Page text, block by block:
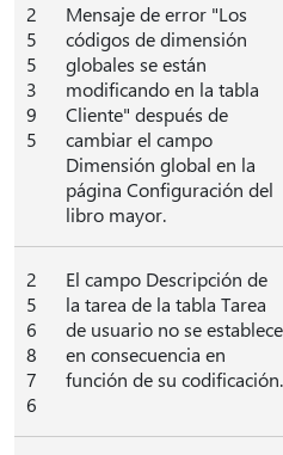
2
5
5
3
9
5
Mensaje de error "Los
códigos de dimensión
globales se están
modificando en la tabla
Cliente" después de
cambiar el campo
Dimensión global en la
página Configuración del
libro mayor.
2
5
6
8
7
6
El campo Descripción de
la tarea de la tabla Tarea
de usuario no se establece
en consecuencia en
función de su codificación.